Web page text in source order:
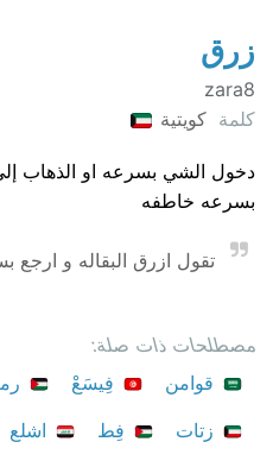
زرق
zara8
كلمة كويتية
دخول الشي بسرعه او الذهاب
بسرعه خاطفه
تقول ازرق البقاله و
مصطلحات ذات صلة:
قوامن
فِيسَعْ
زتات
فِط اشلع